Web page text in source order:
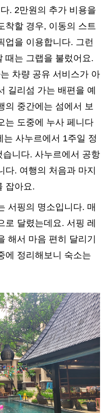
. 2만원의 추가 비용을
착할 경우, 이동의 스트
업을 이용합니다. 그런
때는 그랩을 불렀어요.
차량 공유 서비스가 아
길리섬 가는 배편을 예
의 중간에는 섬에서 보
는 도중에 누사 페니다
사누르에서 1주일 정
니다. 사누르에서 공항
다. 여행의 처음과 마지
잡아요.
서핑의 명소입니다. 매
로 달렸는데요. 서핑 레
해서 마음 편히 달리기
에 정리해보니 숙소는